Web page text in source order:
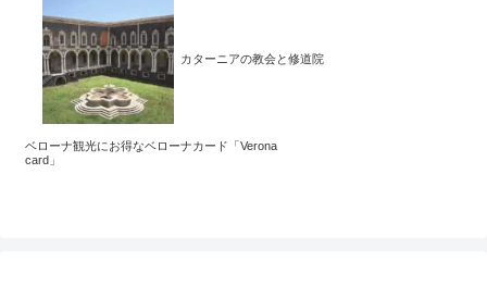
堂様へ、お世話になっております。無事、イタリア旅行
を楽しむことができました。ありがとうございました。
ご紹介いただいたスタッフの方々からは、全員気持ちの
良い対応をして頂きました。まあ、アーモイタリア様
webサイトで紹介されている飲食店も伺いましたが、非
カターニアの教会と修道院
ベローナ観光にお得なベローナカード「Verona
card」